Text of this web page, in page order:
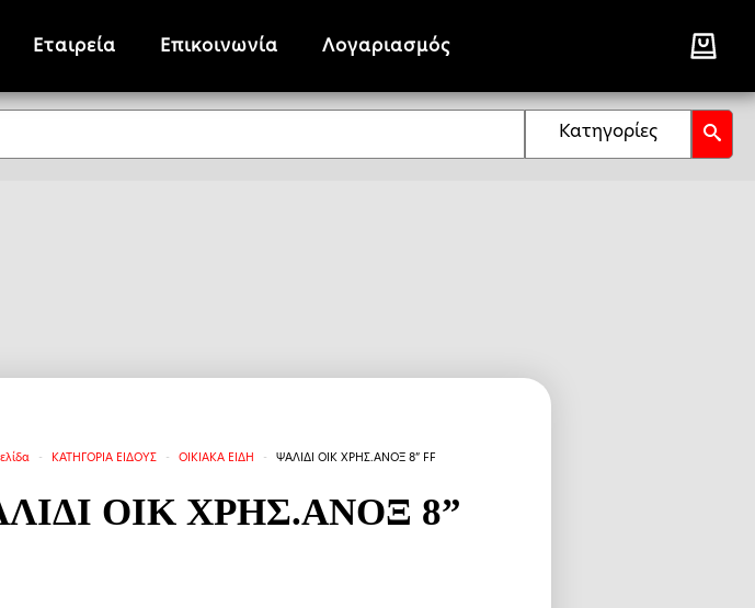
Εταιρεία Επικοινωνία Λογαριασμός
Κατηγορίες
ΚΑΤΗΓΟΡΙΑ ΕΙΔΟΥΣ ΟΙΚΙΑΚΑ ΕΙΔΗ ΨΑΛΙΔΙ ΟΙΚ ΧΡΗΣ.ΑΝΟΞ 8” FF
ΟΙΚ ΧΡΗΣ.ΑΝΟΞ 8”